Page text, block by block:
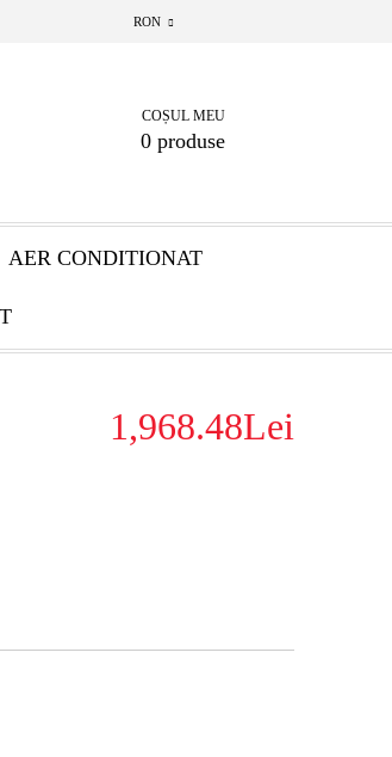
RON
COȘUL MEU
0 produse
AER CONDITIONAT
1,968.48Lei